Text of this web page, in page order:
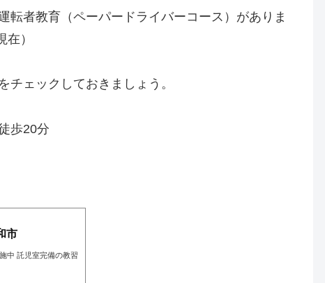
転者教育（ペーパードライバーコース）がありま
）
ェックしておきましょう。
歩20分
市
中 託児室完備の教習